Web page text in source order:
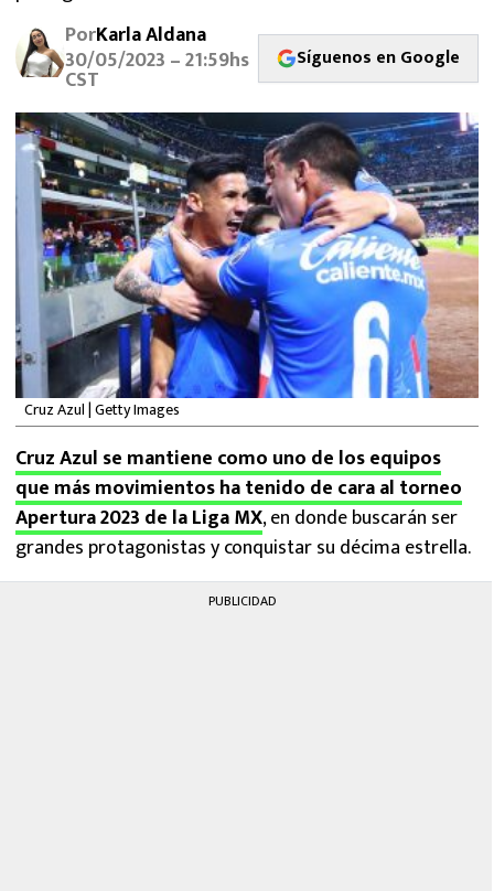
FUTBOL INTERNACIONAL
MEXICANOS EN EL EXTRANJERO
FUTBOL ESTUFA
FÓRMULA 1
BOXEO
LIGA MX
NFL
PorKarla Aldana
30/05/2023 – 21:59hs
CST
Síguenos en Google
Cruz Azul | Getty Images
Cruz Azul se mantiene como uno de los equipos
que más movimientos ha tenido de cara al torneo
Apertura 2023 de la Liga MX, en donde buscarán ser
grandes protagonistas y conquistar su décima estrella.
PUBLICIDAD